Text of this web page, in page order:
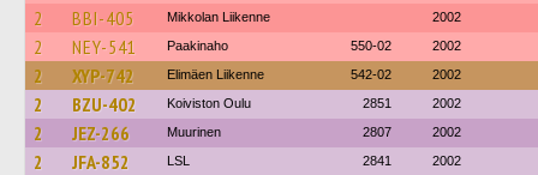
2 BBI-405 Mikkolan Liikenne 2002
2 NEY-541 Paakinaho 550-02 2002
2 XYP-742 Elimäen Liikenne 542-02 2002
2 BZU-402 Koiviston Oulu 2851 2002
2 JEZ-266 Muurinen 2807 2002
2 JFA-852 LSL 2841 2002